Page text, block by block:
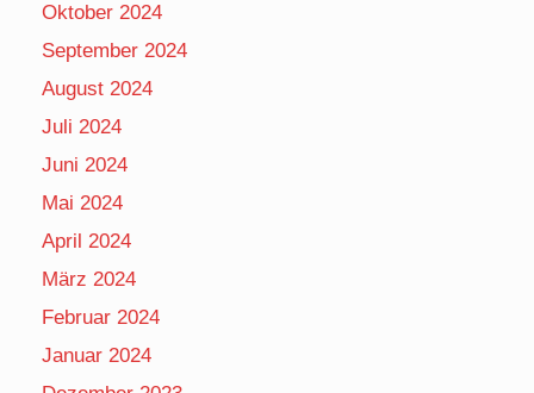
Oktober 2024
September 2024
August 2024
Juli 2024
Juni 2024
Mai 2024
April 2024
März 2024
Februar 2024
Januar 2024